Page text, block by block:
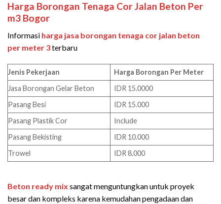
Harga Borongan Tenaga Cor Jalan Beton Per
m3 Bogor
Informasi harga jasa borongan tenaga cor jalan beton
per meter 3terbaru
Jenis Pekerjaan
Harga Borongan Per Meter
Jasa Borongan Gelar Beton
IDR 15.0000
Pasang Besi
IDR 15.000
Pasang Plastik Cor
Include
Pasang Bekisting
IDR 10.000
Trowel
IDR 8.000
Beton ready mix sangat menguntungkan untuk proyek
besar dan kompleks karena kemudahan pengadaan dan